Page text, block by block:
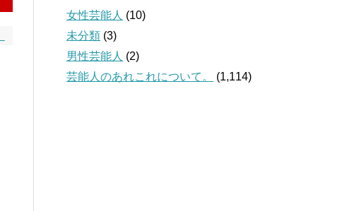
女性芸能人 (10)
未分類 (3)
男性芸能人 (2)
芸能人のあれこれについて。
(1,114)